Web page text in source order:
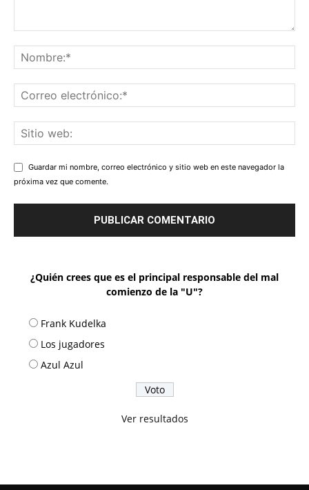
Guardar mi nombre, correo electrónico y sitio web en este navegador la
próxima vez que comente.
¿Quién crees que es el principal responsable del mal
comienzo de la "U"?
Frank Kudelka
Los jugadores
Azul Azul
Ver resultados